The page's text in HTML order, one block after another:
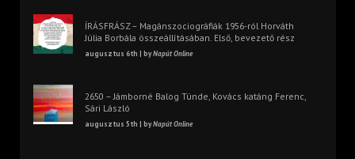
ÍRÁSFRÁSZ – Magánszociográfiák 1956-ról Horváth
Júlia Borbála összeállításában. Első, bevezető rész
augusztus 6th | byNapút Online
2650 – Jámborné Balog Tünde, Kovács katáng Ferenc,
Sári László
augusztus 5th | byNapút Online